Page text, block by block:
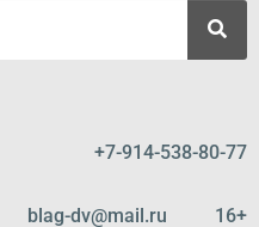
+7-914-538-80-77
blag-dv@mail.ru 16+